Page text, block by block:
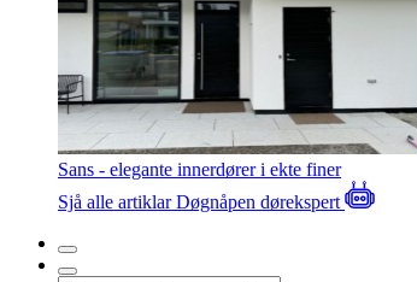
Sans - elegante innerdører i ekte finer
Sjå alle artiklarDøgnåpen dørekspert